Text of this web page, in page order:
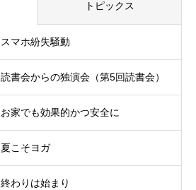
トピックス
スマホ紛失騒動
読書会からの独演会（第5回読書会）
お家でも効果的かつ安全に
夏こそヨガ
終わりは始まり